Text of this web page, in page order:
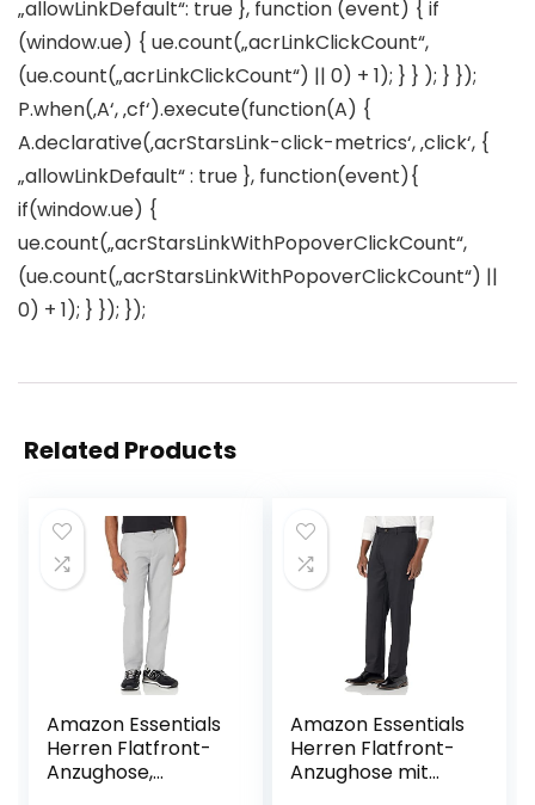
„allowLinkDefault“: true }, function (event) { if
(window.ue) { ue.count(„acrLinkClickCount“,
(ue.count(„acrLinkClickCount“) || 0) + 1); } } ); } });
P.when(‚A‘, ‚cf‘).execute(function(A) {
A.declarative(‚acrStarsLink-click-metrics‘, ‚click‘, {
„allowLinkDefault“ : true }, function(event){
if(window.ue) {
ue.count(„acrStarsLinkWithPopoverClickCount“,
(ue.count(„acrStarsLinkWithPopoverClickCount“) ||
0) + 1); } }); });
Related Products
Amazon Essentials
Herren Flatfront-
Anzughose,
Amazon Essentials
Herren Flatfront-
Anzughose mit